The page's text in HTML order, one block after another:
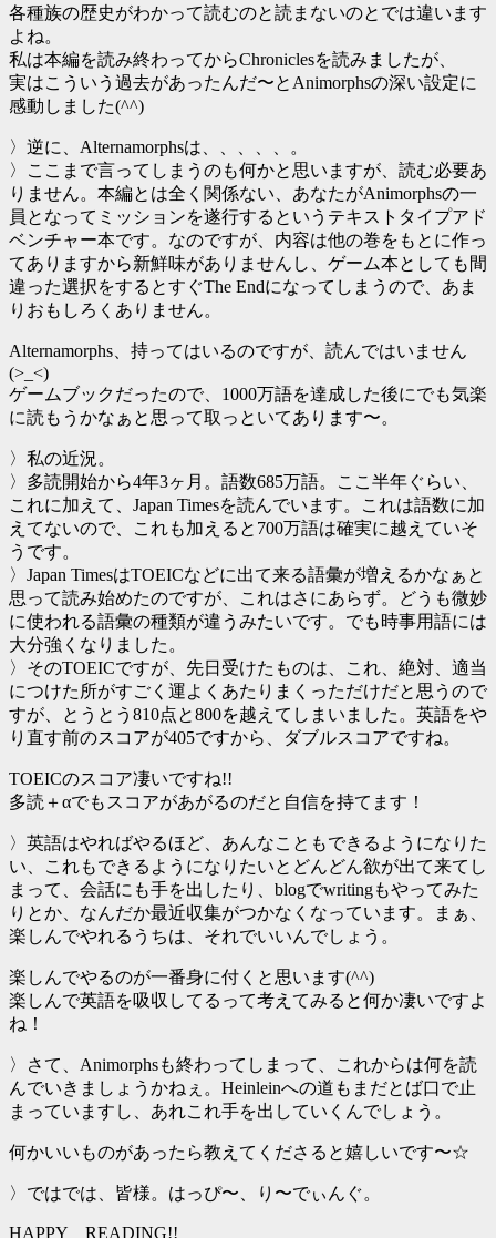
各種族の歴史がわかって読むのと読まないのとでは違います
よね。
私は本編を読み終わってからChroniclesを読みましたが、
実はこういう過去があったんだ〜とAnimorphsの深い設定に
感動しました(^^)
〉逆に、Alternamorphsは、、、、、。
〉ここまで言ってしまうのも何かと思いますが、読む必要あ
りません。本編とは全く関係ない、あなたがAnimorphsの一
員となってミッションを遂行するというテキストタイプアド
ベンチャー本です。なのですが、内容は他の巻をもとに作っ
てありますから新鮮味がありませんし、ゲーム本としても間
違った選択をするとすぐThe Endになってしまうので、あま
りおもしろくありません。
Alternamorphs、持ってはいるのですが、読んではいません
(>_<)
ゲームブックだったので、1000万語を達成した後にでも気楽
に読もうかなぁと思って取っといてあります〜。
〉私の近況。
〉多読開始から4年3ヶ月。語数685万語。ここ半年ぐらい、
これに加えて、Japan Timesを読んでいます。これは語数に加
えてないので、これも加えると700万語は確実に越えていそ
うです。
〉Japan TimesはTOEICなどに出て来る語彙が増えるかなぁと
思って読み始めたのですが、これはさにあらず。どうも微妙
に使われる語彙の種類が違うみたいです。でも時事用語には
大分強くなりました。
〉そのTOEICですが、先日受けたものは、これ、絶対、適当
につけた所がすごく運よくあたりまくっただけだと思うので
すが、とうとう810点と800を越えてしまいました。英語をや
り直す前のスコアが405ですから、ダブルスコアですね。
TOEICのスコア凄いですね!!
多読＋αでもスコアがあがるのだと自信を持てます！
〉英語はやればやるほど、あんなこともできるようになりた
い、これもできるようになりたいとどんどん欲が出て来てし
まって、会話にも手を出したり、blogでwritingもやってみた
りとか、なんだか最近収集がつかなくなっています。まぁ、
楽しんでやれるうちは、それでいいんでしょう。
楽しんでやるのが一番身に付くと思います(^^)
楽しんで英語を吸収してるって考えてみると何か凄いですよ
ね！
〉さて、Animorphsも終わってしまって、これからは何を読
んでいきましょうかねぇ。Heinleinへの道もまだとば口で止
まっていますし、あれこれ手を出していくんでしょう。
何かいいものがあったら教えてくださると嬉しいです〜☆
〉ではでは、皆様。はっぴ〜、り〜でぃんぐ。
HAPPY READING!!